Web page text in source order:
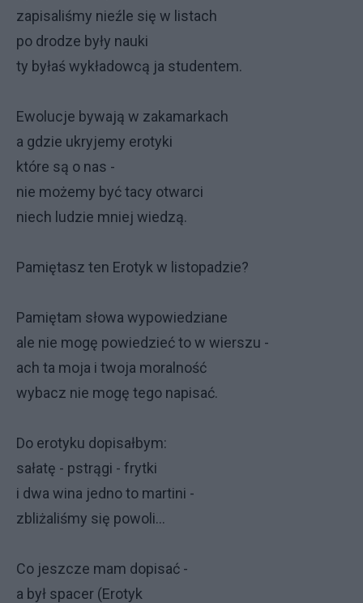
zapisaliśmy nieźle się w listach
po drodze były nauki
ty byłaś wykładowcą ja studentem.
Ewolucje bywają w zakamarkach
a gdzie ukryjemy erotyki
które są o nas -
nie możemy być tacy otwarci
niech ludzie mniej wiedzą.
Pamiętasz ten Erotyk w listopadzie?
Pamiętam słowa wypowiedziane
ale nie mogę powiedzieć to w wierszu -
ach ta moja i twoja moralność
wybacz nie mogę tego napisać.
Do erotyku dopisałbym:
sałatę - pstrągi - frytki
i dwa wina jedno to martini -
zbliżaliśmy się powoli...
Co jeszcze mam dopisać -
a był spacer (Erotyk